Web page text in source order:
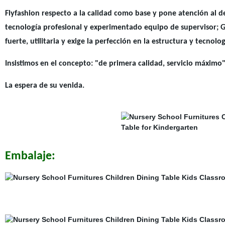
Flyfashion respecto a la calidad como base y pone atención al
tecnología profesional y experimentado equipo de supervisor;
fuerte, utilitaria y exige la perfección en la estructura y
Insistimos en el concepto: "de primera calidad, servicio
La espera de su venida.
Embalaje: